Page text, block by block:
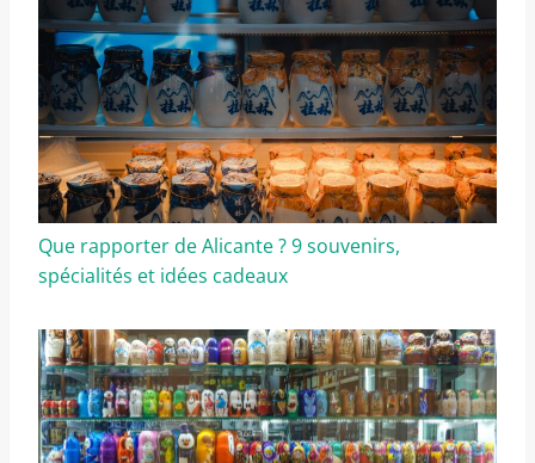
Que rapporter de Alicante ? 9 souvenirs,
spécialités et idées cadeaux